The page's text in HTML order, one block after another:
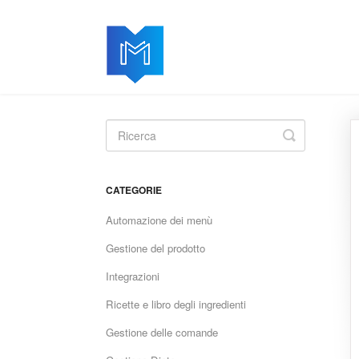
Toggle
Search
CATEGORIE
Automazione dei menù
Gestione del prodotto
Integrazioni
Ricette e libro degli ingredienti
Gestione delle comande